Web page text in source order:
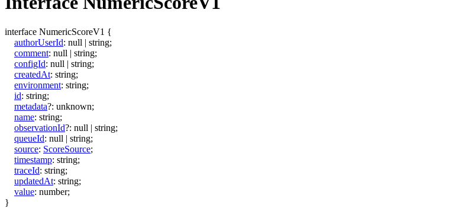
interface NumericScoreV1 {
authorUserId: null | string;
comment: null | string;
configId: null | string;
createdAt: string;
environment: string;
id: string;
metadata?: unknown;
name: string;
observationId?: null | string;
queueId: null | string;
source: ScoreSource;
timestamp: string;
traceId: string;
updatedAt: string;
value: number;
}